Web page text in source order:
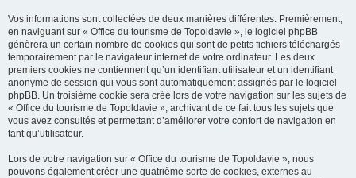
Vos informations sont collectées de deux manières différentes. Premièrement,
en naviguant sur « Office du tourisme de Topoldavie », le logiciel phpBB
génèrera un certain nombre de cookies qui sont de petits fichiers téléchargés
temporairement par le navigateur internet de votre ordinateur. Les deux
premiers cookies ne contiennent qu’un identifiant utilisateur et un identifiant
anonyme de session qui vous sont automatiquement assignés par le logiciel
phpBB. Un troisième cookie sera créé lors de votre navigation sur les sujets de
« Office du tourisme de Topoldavie », archivant de ce fait tous les sujets que
vous avez consultés et permettant d’améliorer votre confort de navigation en
tant qu’utilisateur.
Lors de votre navigation sur « Office du tourisme de Topoldavie », nous
pouvons également créer une quatrième sorte de cookies, externes au